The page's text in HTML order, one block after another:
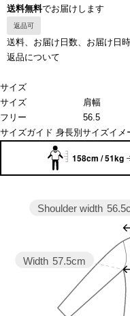
送料無料でお届けします
返品可
送料、お届け日数、お届け日
返品について
サイズ
サイズ
肩幅
フリー
56.5
サイズガイド 身長別サイズイメ
158cm / 51kg
Width 57.5cm
Shoulder width